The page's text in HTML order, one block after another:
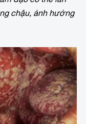
chậu, ảnh hưởng